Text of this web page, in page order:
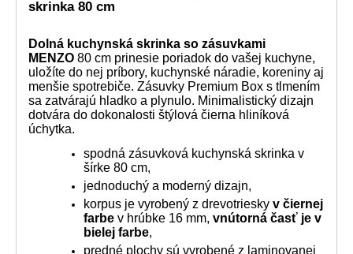
skrinka 80 cm
Dolná kuchynská skrinka so zásuvkami
MENZO 80 cm prinesie poriadok do vašej kuchyne,
uložíte do nej príbory, kuchynské náradie, koreniny aj
menšie spotrebiče. Zásuvky Premium Box s tlmením
sa zatvárajú hladko a plynulo. Minimalistický dizajn
dotvára do dokonalosti štýlová čierna hliníková
úchytka.
spodná zásuvková kuchynská skrinka v
šírke 80 cm,
jednoduchý a moderný dizajn,
korpus je vyrobený z drevotriesky v čiernej
farbe v hrúbke 16 mm, vnútorná časť je v
bielej farbe,
predné plochy sú vyrobené z laminovanej